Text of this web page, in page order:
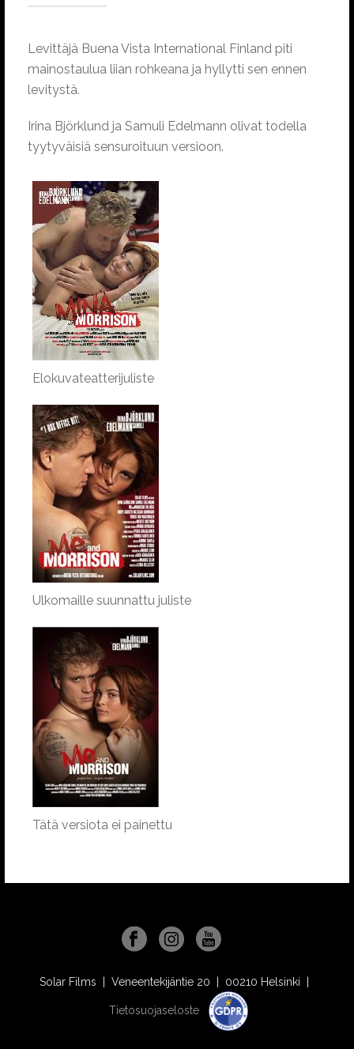
Levittäjä Buena Vista International Finland piti
mainostaulua liian rohkeana ja hyllytti sen ennen
levitystä.
Irina Björklund ja Samuli Edelmann olivat todella
tyytyväisiä sensuroituun versioon.
Elokuvateatterijuliste
Ulkomaille suunnattu juliste
Tätä versiota ei painettu
Solar Films | Veneentekijäntie 20 | 00210 Helsinki |
Tietosuojaseloste